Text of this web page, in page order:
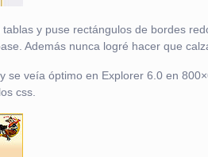
y puse rectángulos de bordes
Además nunca logré hacer que
se veía óptimo en Explorer 6.0 en
css.